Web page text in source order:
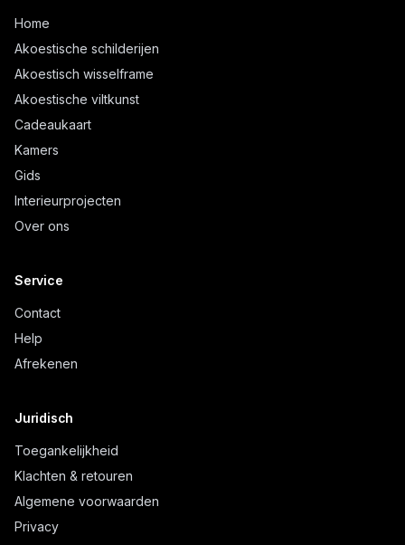
Home
Akoestische schilderijen
Akoestisch wisselframe
Akoestische viltkunst
Cadeaukaart
Kamers
Gids
Interieurprojecten
Over ons
Service
Contact
Help
Afrekenen
Juridisch
Toegankelijkheid
Klachten & retouren
Algemene voorwaarden
Privacy